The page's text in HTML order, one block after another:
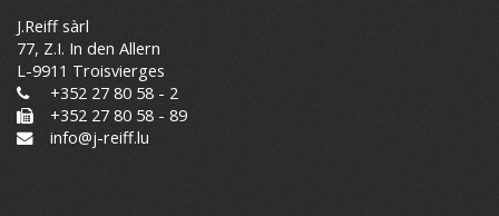
J.Reiff sàrl
77, Z.I. In den Allern
L-9911 Troisvierges
+352 27 80 58 - 2
+352 27 80 58 - 89
info@j-reiff.lu